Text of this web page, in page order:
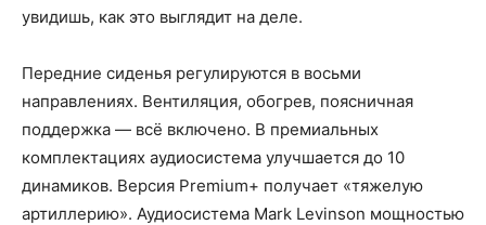
увидишь, как это выглядит на деле.
Передние сиденья регулируются в восьми
направлениях. Вентиляция, обогрев, поясничная
поддержка — всё включено. В премиальных
комплектациях аудиосистема улучшается до 10
динамиков. Версия Premium+ получает «тяжелую
артиллерию». Аудиосистема Mark Levinson мощностью